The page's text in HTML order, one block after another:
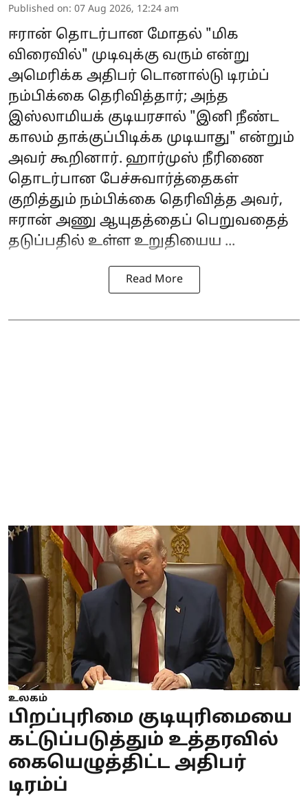
Published on: 07 Aug 2026, 12:24 am
ஈரான் தொடர்பான மோதல் "மிக
விரைவில்" முடிவுக்கு வரும் என்று
அமெரிக்க அதிபர் டொனால்டு டிரம்ப்
நம்பிக்கை தெரிவித்தார்; அந்த
இஸ்லாமியக் குடியரசால் "இனி நீண்ட
காலம் தாக்குப்பிடிக்க முடியாது" என்றும்
அவர் கூறினார். ஹார்முஸ் நீரிணை
தொடர்பான பேச்சுவார்த்தைகள்
குறித்தும் நம்பிக்கை தெரிவித்த அவர்,
ஈரான் அணு ஆயுதத்தைப் பெறுவதைத்
தடுப்பதில் உள்ள உறுதியைய ...
Read More
உலகம்
பிறப்புரிமை குடியுரிமையை
கட்டுப்படுத்தும் உத்தரவில்
கையெழுத்திட்ட அதிபர்
டிரம்ப்